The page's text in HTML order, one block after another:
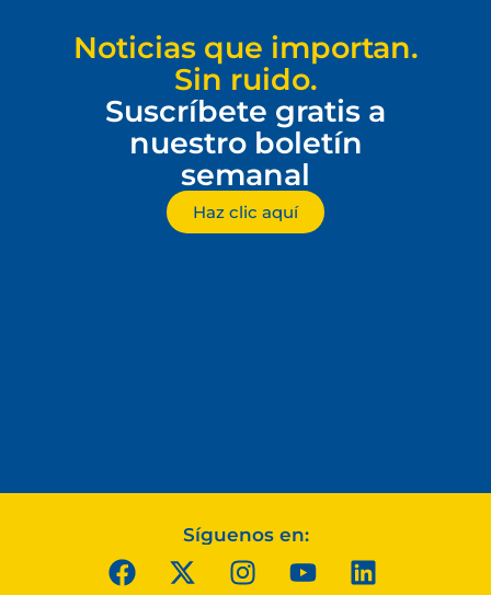
Noticias que importan.
Sin ruido.
Suscríbete gratis a
nuestro boletín
semanal
Haz clic aquí
Síguenos en: